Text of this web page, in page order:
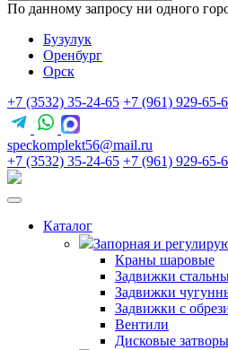
По данному запросу ни одного
Бузулук
Оренбург
Орск
+7 (3532) 35-24-65 +7 (961) 929-65-
speckomplekt56@mail.ru
+7 (3532) 35-24-65 +7 (961) 929-65-
Каталог
Запорная и
Краны шаровые
Задвижки
Задвижки
Задвижки с
Вентили
Дисковые затворы